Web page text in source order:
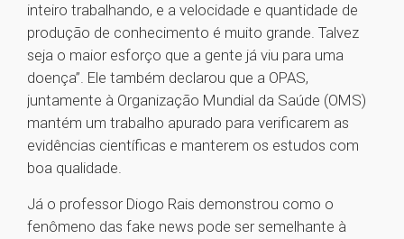
inteiro trabalhando, e a velocidade e quantidade de
produção de conhecimento é muito grande. Talvez
seja o maior esforço que a gente já viu para uma
doença”. Ele também declarou que a OPAS,
juntamente à Organização Mundial da Saúde (OMS)
mantém um trabalho apurado para verificarem as
evidências científicas e manterem os estudos com
boa qualidade.
Já o professor Diogo Rais demonstrou como o
fenômeno das fake news pode ser semelhante à